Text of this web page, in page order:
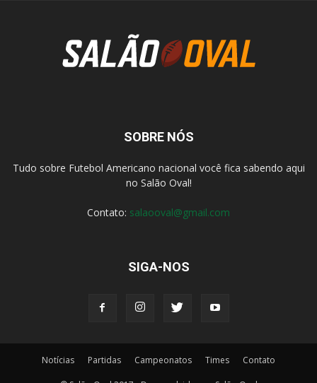
SOBRE NÓS
Tudo sobre Futebol Americano nacional você fica sabendo aqui
no Salão Oval!
Contato: salaooval@gmail.com
SIGA-NOS
Notícias Partidas Campeonatos Times Contato